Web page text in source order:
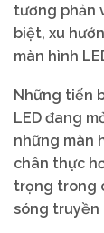
tương phản
biệt, xu
màn hình
Những tiến
LED đang
những màn
chân thực
trọng trong
sóng truyền